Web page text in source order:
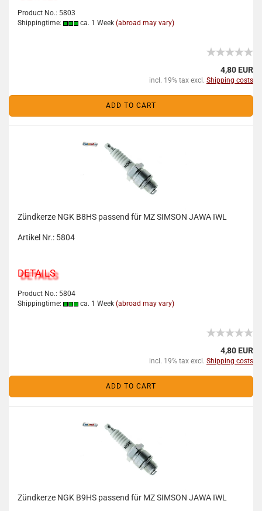
Product No.: 5803
Shippingtime:
ca. 1 Week (abroad may vary)
4,80 EUR
incl. 19% tax excl. Shipping costs
ADD TO CART
Zündkerze NGK B8HS passend für MZ SIMSON JAWA IWL
Artikel Nr.: 5804
DETAILS
Product No.: 5804
Shippingtime:
ca. 1 Week (abroad may vary)
4,80 EUR
incl. 19% tax excl. Shipping costs
ADD TO CART
Zündkerze NGK B9HS passend für MZ SIMSON JAWA IWL